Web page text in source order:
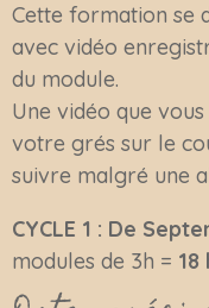
Cette formation se
avec vidéo
du module.
Une vidéo que
votre grés sur le
suivre malgré une
CYCLE 1 : De
modules de 3h = 18